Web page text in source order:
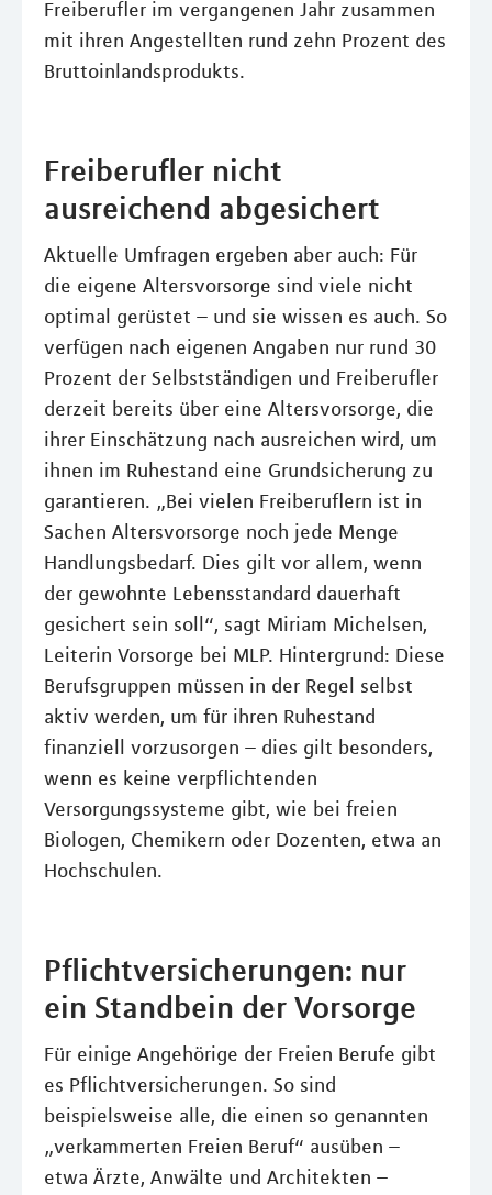
Freiberufler im vergangenen Jahr zusammen
mit ihren Angestellten rund zehn Prozent des
Bruttoinlandsprodukts.
Freiberufler nicht
ausreichend abgesichert
Aktuelle Umfragen ergeben aber auch: Für
die eigene Altersvorsorge sind viele nicht
optimal gerüstet – und sie wissen es auch. So
verfügen nach eigenen Angaben nur rund 30
Prozent der Selbstständigen und Freiberufler
derzeit bereits über eine Altersvorsorge, die
ihrer Einschätzung nach ausreichen wird, um
ihnen im Ruhestand eine Grundsicherung zu
garantieren. „Bei vielen Freiberuflern ist in
Sachen Altersvorsorge noch jede Menge
Handlungsbedarf. Dies gilt vor allem, wenn
der gewohnte Lebensstandard dauerhaft
gesichert sein soll“, sagt Miriam Michelsen,
Leiterin Vorsorge bei MLP. Hintergrund: Diese
Berufsgruppen müssen in der Regel selbst
aktiv werden, um für ihren Ruhestand
finanziell vorzusorgen – dies gilt besonders,
wenn es keine verpflichtenden
Versorgungssysteme gibt, wie bei freien
Biologen, Chemikern oder Dozenten, etwa an
Hochschulen.
Pflichtversicherungen: nur
ein Standbein der Vorsorge
Für einige Angehörige der Freien Berufe gibt
es Pflichtversicherungen. So sind
beispielsweise alle, die einen so genannten
„verkammerten Freien Beruf“ ausüben –
etwa Ärzte, Anwälte und Architekten –